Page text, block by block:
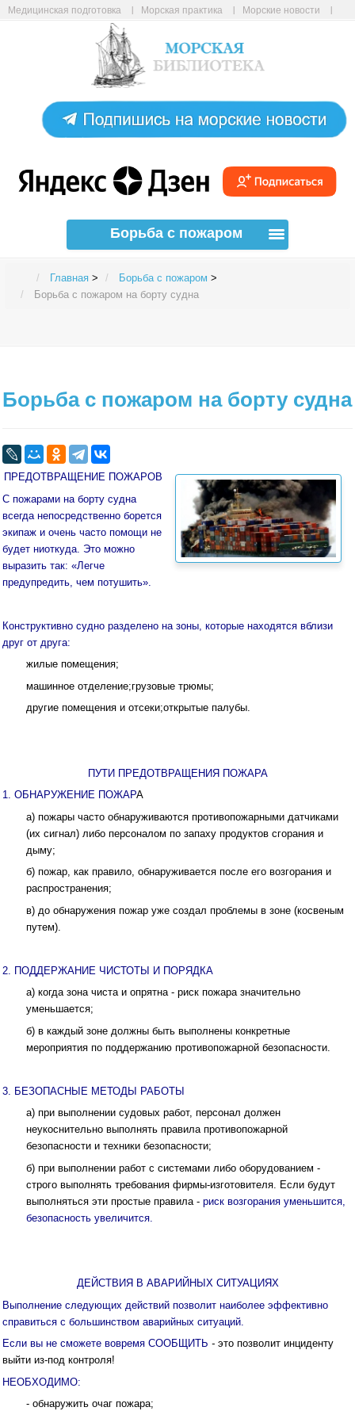
Медицинская подготовка Морская практика
Морские новости
Авиабилеты онлайн
Борьба с пожаром
Главная > Борьба с пожаром >
Борьба с пожаром на борту судна
Борьба с пожаром на борту судна
ПРЕДОТВРАЩЕНИЕ ПОЖАРОВ
С пожарами на борту судна
всегда непосредственно борется
экипаж и очень часто помощи не
будет ниоткуда. Это можно
выразить так: «Легче
предупредить, чем потушить».
Конструктивно судно разделено на зоны, которые находятся вблизи
друг от друга:
жилые помещения;
машинное отделение;грузовые трюмы;
другие помещения и отсеки;открытые палубы.
ПУТИ ПРЕДОТВРАЩЕНИЯ ПОЖАРА
1. ОБНАРУЖЕНИЕ ПОЖАРА
а) пожары часто обнаруживаются противопожарными датчиками
(их сигнал) либо персоналом по запаху продуктов сгорания и
дыму;
б) пожар, как правило, обнаруживается после его возгорания и
распространения;
в) до обнаружения пожар уже создал проблемы в зоне (косвеным
путем).
2. ПОДДЕРЖАНИЕ ЧИСТОТЫ И ПОРЯДКА
а) когда зона чиста и опрятна - риск пожара значительно
уменьшается;
б) в каждый зоне должны быть выполнены конкретные
мероприятия по поддержанию противопожарной безопасности.
3. БЕЗОПАСНЫЕ МЕТОДЫ РАБОТЫ
а) при выполнении судовых работ, персонал должен
неукоснительно выполнять правила противопожарной
безопасности и техники безопасности;
б) при выполнении работ с системами либо оборудованием -
строго выполнять требования фирмы-изготовителя. Если будут
выполняться эти простые правила - риск возгорания уменьшится,
безопасность увеличится.
ДЕЙСТВИЯ В АВАРИЙНЫХ СИТУАЦИЯХ
Выполнение следующих действий позволит наиболее эффективно
спра­виться с большинством аварийных ситуаций.
Если вы не сможете вовремя СООБЩИТЬ - это позволит инциденту
выйти из-под контроля!
НЕОБХОДИМО:
- обнаружить очаг пожара;